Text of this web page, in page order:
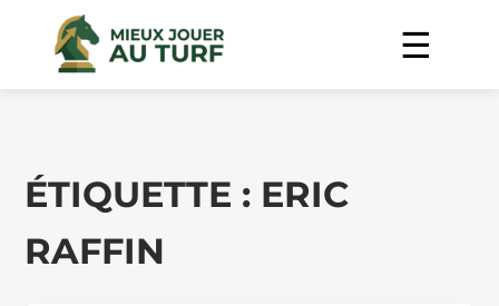
ÉTIQUETTE : ERIC
RAFFIN